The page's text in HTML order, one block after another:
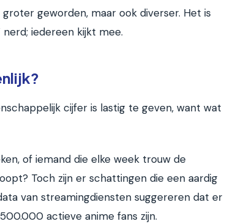
geworden, maar ook diverser. Het is
iedereen kijkt mee.
cijfer is lastig te geven, want wat
of iemand die elke week trouw de
Toch zijn er schattingen die een aardig
van streamingdiensten suggereren dat er
actieve anime fans zijn.